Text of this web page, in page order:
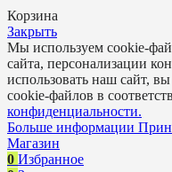
Корзина
Закрыть
Мы используем cookie-
сайта, персонализации
использовать наш сайт,
cookie-файлов в
конфиденциальности.
Больше информации
Магазин
0 Избранное